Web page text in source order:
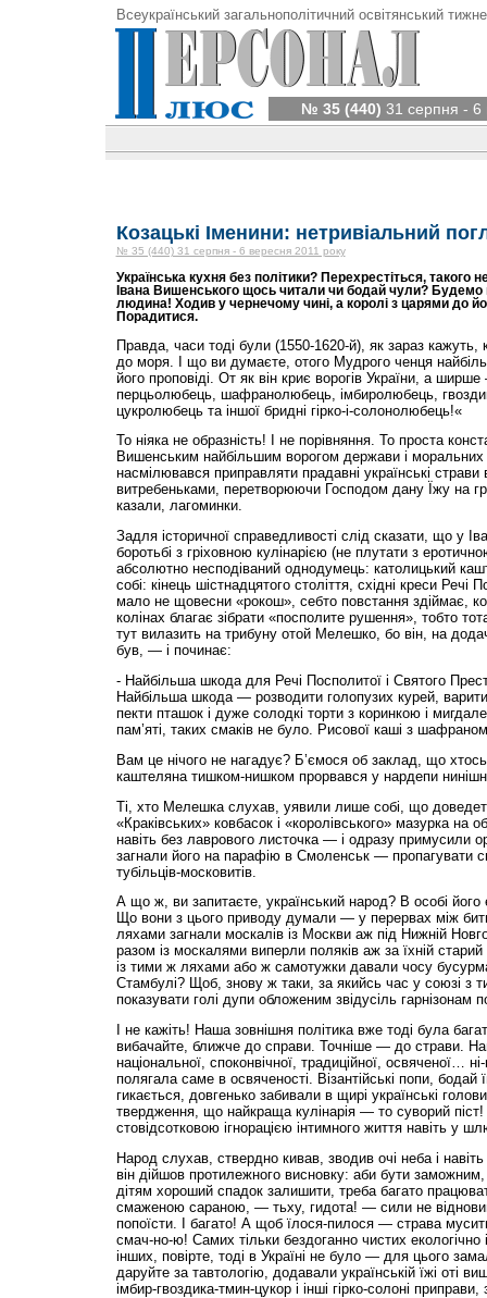
Всеукраїнський загальнополітичний освітянський
№ 35 (440) 31 серпня - 6
Козацькі Іменини: нетривіальний
№ 35 (440) 31 серпня - 6 вересня 2011 року
Українська кухня без політики? Перехрестіться, такого
Івана Вишенського щось читали чи бодай чули?
людина! Ходив у чернечому чині, а королі з царями до
Порадитися.
Правда, часи тоді були (1550-1620-й), як зараз кажуть,
до моря. І що ви думаєте, отого Мудрого ченця
його проповіді. От як він криє ворогів України, а
перцьолюбець, шафранолюбець, імбиролюбець,
цукролюбець та іншої бридні гірко-і-солонолюбець!«
То ніяка не образність! І не порівняння. То проста
Вишенським найбільшим ворогом держави і моральних
насмілювався приправляти прадавні українські
витребеньками, перетворюючи Господом дану Їжу на
казали, лагоминки.
Задля історичної справедливості слід сказати, що у
боротьбі з гріховною кулінарією (не плутати з
абсолютно несподіваний однодумець: католицький
собі: кінець шістнадцятого століття, східні креси Речі
мало не щовесни «рокош», себто повстання здіймає,
колінах благає зібрати «посполите рушення», тобто
тут вилазить на трибуну отой Мелешко, бо він, на
був, — і починає:
- Найбільша шкода для Речі Посполитої і Святого
Найбільша шкода — розводити голопузих курей,
пекти пташок і дуже солодкі торти з коринкою і
пам’яті, таких смаків не було. Рисової каші з
Вам це нічого не нагадує? Б’ємося об заклад, що
каштеляна тишком-нишком прорвався у нардепи
Ті, хто Мелешка слухав, уявили лише собі, що
«Краківських» ковбасок і «королівського» мазурка на
навіть без лаврового листочка — і одразу примусили
загнали його на парафію в Смоленськ — пропагувати
тубільців-московитів.
А що ж, ви запитаєте, український народ? В особі його
Що вони з цього приводу думали — у перервах між
ляхами загнали москалів із Москви аж під Нижній
разом із москалями виперли поляків аж за їхній
із тими ж ляхами або ж самотужки давали чосу
Стамбулі? Щоб, знову ж таки, за якийсь час у союзі з
показувати голі дупи обложеним звідусіль гарнізонам
І не кажіть! Наша зовнішня політика вже тоді була
вибачайте, ближче до справи. Точніше — до страви.
національної, споконвічної, традиційної, освяченої…
полягала саме в освяченості. Візантійські попи, бодай
гикається, довгенько забивали в щирі українські
твердження, що найкраща кулінарія — то суворий
стовідсотковою ігнорацією інтимного життя навіть у
Народ слухав, ствердно кивав, зводив очі неба і
він дійшов протилежного висновку: аби бути заможним,
дітям хороший спадок залишити, треба багато
смаженою сараною, — тьху, гидота! — сили не
попоїсти. І багато! А щоб їлося-пилося — страва
смач-но-ю! Самих тільки бездоганно чистих
інших, повірте, тоді в Україні не було — для цього
даруйте за тавтологію, додавали українській їжі оті
імбир-гвоздика-тмин-цукор і інші гірко-солоні приправи,